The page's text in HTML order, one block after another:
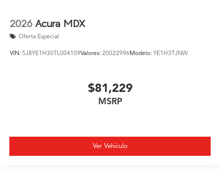
2026 Acura MDX
Oferta Especial
VIN: 5J8YE1H30TL004109Valores: 20022996Modelo: YE1H3TJNW
$81,229
MSRP
Ver Vehículo